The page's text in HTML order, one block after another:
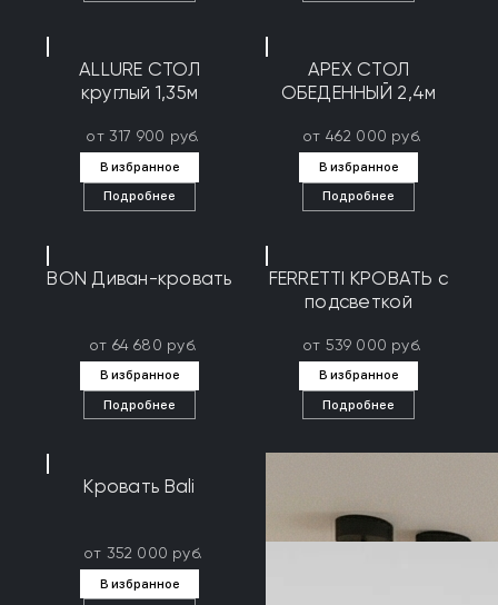
ALLURE СТОЛ
круглый 1,35м
от 317 900 руб.
В избранное
Подробнее
APEX СТОЛ
ОБЕДЕННЫЙ 2,4м
от 462 000 руб.
В избранное
Подробнее
BON Диван-кровать
от 64 680 руб.
В избранное
Подробнее
FERRETTI КРОВАТЬ с
подсветкой
от 539 000 руб.
В избранное
Подробнее
Кровать Bali
от 352 000 руб.
В избранное